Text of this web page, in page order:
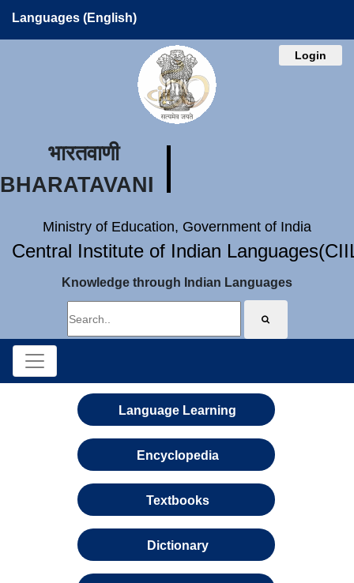
Languages (English)
Login
भारतवाणी
BHARATAVANI
Ministry of Education, Government of India
Central Institute of Indian
Knowledge through Indian Languages
Language Learning
Encyclopedia
Textbooks
Dictionary